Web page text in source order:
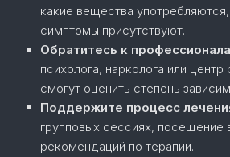
какие вещества
симптомы присутствуют.
Обратитесь к
психолога, нарколога или центр
смогут оценить степень
Поддержите процесс
групповых сессиях, посещение
рекомендаций по терапии.